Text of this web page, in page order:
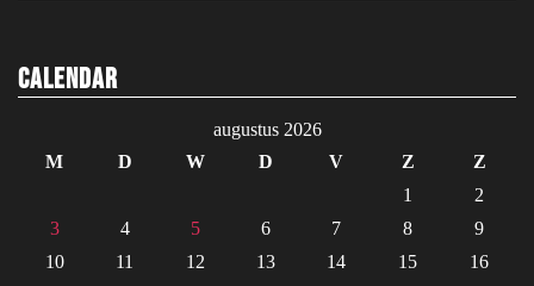
Calendar
augustus 2026
M
D W D V Z
Z
1
2
3
4 5 6 7 8
9
10
11 12 13 14 15
16